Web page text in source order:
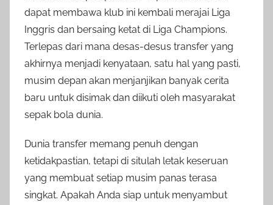
dapat membawa klub ini kembali merajai Liga
Inggris dan bersaing ketat di Liga Champions.
Terlepas dari mana desas-desus transfer yang
akhirnya menjadi kenyataan, satu hal yang pasti,
musim depan akan menjanjikan banyak cerita
baru untuk disimak dan diikuti oleh masyarakat
sepak bola dunia.
Dunia transfer memang penuh dengan
ketidakpastian, tetapi di situlah letak keseruan
yang membuat setiap musim panas terasa
singkat. Apakah Anda siap untuk menyambut